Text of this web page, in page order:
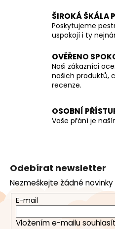
r
ŠIROKÁ ŠKÁLA
Poskytujeme
uspokojí i ty
OVĚŘENO
Naši zákazníci
našich produktů,
recenze.
OSOBNÍ
Vaše přání je
a
t
Odebírat newsletter
Nezmeškejte žádné
E-mail
Vložením e-mailu